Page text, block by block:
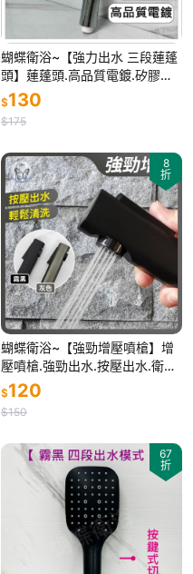
蝴蝶衛浴~【強力出水 三段蓮蓬
頭】蓮蓬頭.高品質電鍍.矽膠防
滴漏.旋轉切換.三段出水
$130
$175
8
折
蝴蝶衛浴~【強勁增壓噴槍】增
壓噴槍.強勁出水.按壓出水.衛生
沖洗器.家用.廁所.小便斗.馬桶沖
洗
$120
$150
67
折